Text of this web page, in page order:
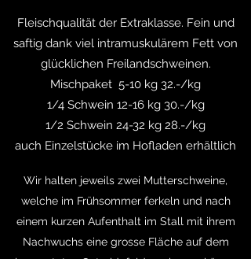
Fleischqualität der Extraklasse. Fein und
saftig dank viel intramuskulärem Fett von
glücklichen Freilandschweinen.
Mischpaket 5-10 kg 32.-/kg
1/4 Schwein 12-16 kg 30.-/kg
1/2 Schwein 24-32 kg 28.-/kg
auch Einzelstücke im Hofladen erhältlich
Wir halten jeweils zwei Mutterschweine,
welche im Frühsommer ferkeln und nach
einem kurzen Aufenthalt im Stall mit ihrem
Nachwuchs eine grosse Fläche auf dem